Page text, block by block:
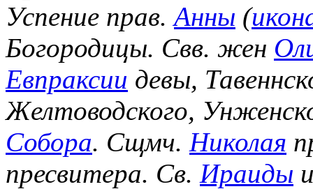
Успение прав.Анны (
Богородицы. Свв. жен
Евпраксии девы,
Желтоводского,
Собора. Сщмч. Николая
пресвитера. Св. Ираиды